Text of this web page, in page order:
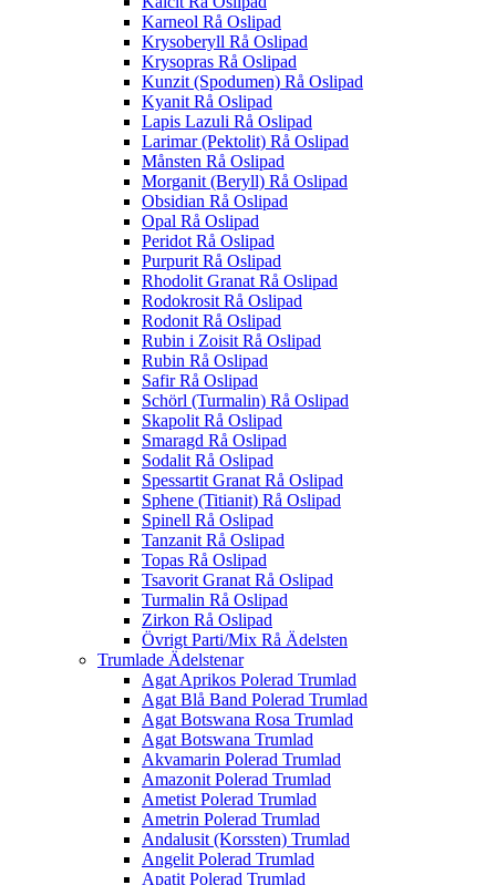
Karneol Rå Oslipad
Krysoberyll Rå Oslipad
Krysopras Rå Oslipad
Kunzit (Spodumen) Rå Oslipad
Kyanit Rå Oslipad
Lapis Lazuli Rå Oslipad
Larimar (Pektolit) Rå Oslipad
Månsten Rå Oslipad
Morganit (Beryll) Rå Oslipad
Obsidian Rå Oslipad
Opal Rå Oslipad
Peridot Rå Oslipad
Purpurit Rå Oslipad
Rhodolit Granat Rå Oslipad
Rodokrosit Rå Oslipad
Rodonit Rå Oslipad
Rubin i Zoisit Rå Oslipad
Rubin Rå Oslipad
Safir Rå Oslipad
Schörl (Turmalin) Rå Oslipad
Skapolit Rå Oslipad
Smaragd Rå Oslipad
Sodalit Rå Oslipad
Spessartit Granat Rå Oslipad
Sphene (Titianit) Rå Oslipad
Spinell Rå Oslipad
Tanzanit Rå Oslipad
Topas Rå Oslipad
Tsavorit Granat Rå Oslipad
Turmalin Rå Oslipad
Zirkon Rå Oslipad
Övrigt Parti/Mix Rå Ädelsten
Trumlade Ädelstenar
Agat Aprikos Polerad Trumlad
Agat Blå Band Polerad Trumlad
Agat Botswana Rosa Trumlad
Agat Botswana Trumlad
Akvamarin Polerad Trumlad
Amazonit Polerad Trumlad
Ametist Polerad Trumlad
Ametrin Polerad Trumlad
Andalusit (Korssten) Trumlad
Angelit Polerad Trumlad
Apatit Polerad Trumlad